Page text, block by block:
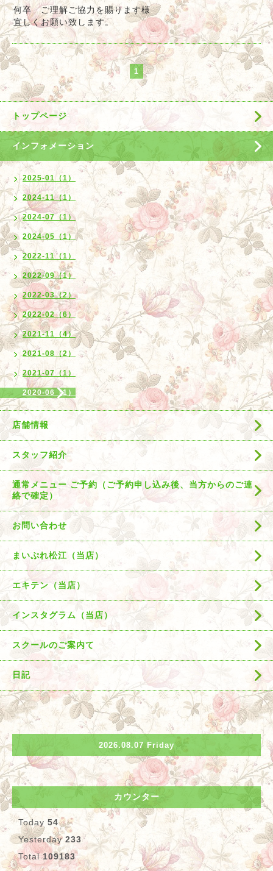
何卒 ご理解ご協力を賜ります様
宜しくお願い致します。
1
トップページ
インフォメーション
2025-01（1）
2024-11（1）
2024-07（1）
2024-05（1）
2022-11（1）
2022-09（1）
2022-03（2）
2022-02（6）
2021-11（4）
2021-08（2）
2021-07（1）
2020-06（1）
店舗情報
スタッフ紹介
通常メニュー ご予約（ご予約申し込み後、当方からのご連
絡で確定）
お問い合わせ
まいぷれ松江（当店）
エキテン（当店）
インスタグラム（当店）
スクールのご案内て
日記
2026.08.07 Friday
カウンター
Today 54
Yesterday233
Total109183